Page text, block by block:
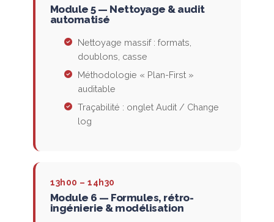
Module 5 — Nettoyage & audit
automatisé
Nettoyage massif : formats,
doublons, casse
Méthodologie « Plan-First »
auditable
Traçabilité : onglet Audit / Change
log
13h00 – 14h30
Module 6 — Formules, rétro-
ingénierie & modélisation